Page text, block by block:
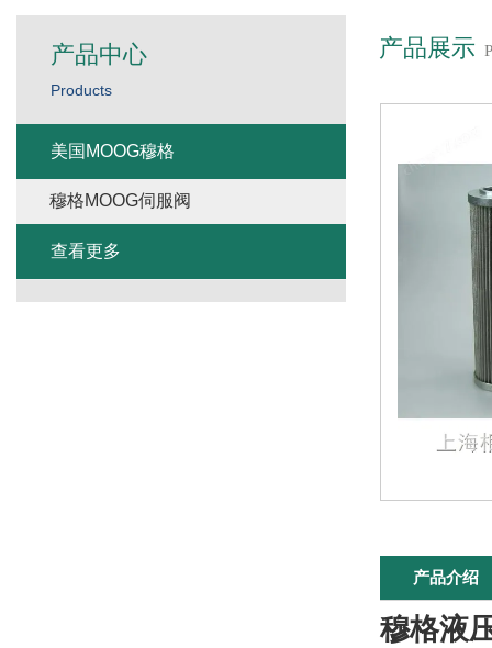
产品展示
产品介绍
穆格液
产品中心
Products
美国MOOG穆格
穆格MOOG伺服阀
查看更多